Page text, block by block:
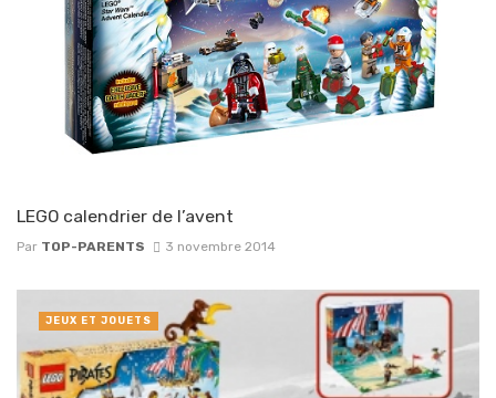
LEGO calendrier de l’avent
Par TOP-PARENTS 3 novembre 2014
JEUX ET JOUETS